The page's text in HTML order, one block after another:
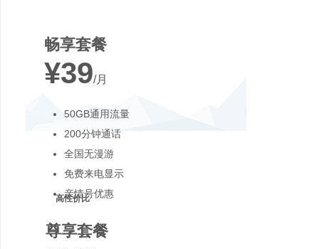
畅享套餐
¥39/月
50GB通用流量
200分钟通话
全国无漫游
免费来电显示
亲情号优惠
高性价比
尊享套餐